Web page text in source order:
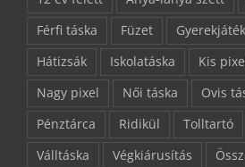
Férfi táska
Füzet Gyerekjáték
Hátizsák
Iskolatáska Kis
Nagy pixel
Női táska Ovis
Pénztárca
Ridikül Tolltartó
Válltáska
Végkiárusítás